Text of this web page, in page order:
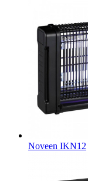
Noveen IKN12